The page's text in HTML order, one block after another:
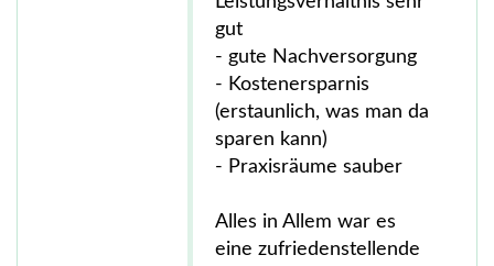
gut
- gute Nachversorgung
- Kostenersparnis
(erstaunlich, was man da
sparen kann)
- Praxisräume sauber
Alles in Allem war es
eine zufriedenstellende